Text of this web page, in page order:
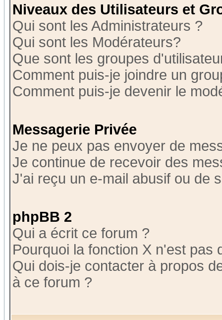
Niveaux des Utilisateurs et
Qui sont les Administrateurs ?
Qui sont les Modérateurs?
Que sont les groupes
Comment puis-je joindre un
Comment puis-je devenir le
Messagerie Privée
Je ne peux pas envoyer de
Je continue de recevoir des
J'ai reçu un e-mail abusif ou de
phpBB 2
Qui a écrit ce forum ?
Pourquoi la fonction X n'est pas
Qui dois-je contacter à propos
à ce forum ?